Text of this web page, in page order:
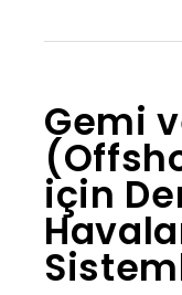
Gemi
için